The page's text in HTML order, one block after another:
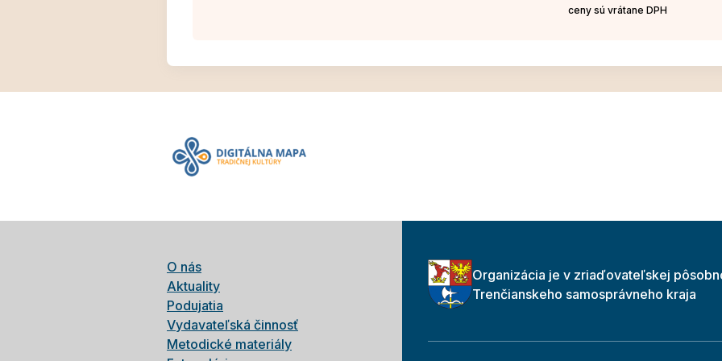
ceny sú vrátane DPH
O nás
Aktuality
Podujatia
Vydavateľská činnosť
Metodické materiály
Organizácia je v zriaďovateľskej
Trenčianskeho samosprávneho kraja